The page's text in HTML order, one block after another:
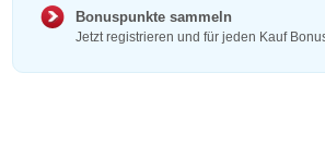
Bonuspunkte sammeln
Jetzt registrieren und für jeden Kauf